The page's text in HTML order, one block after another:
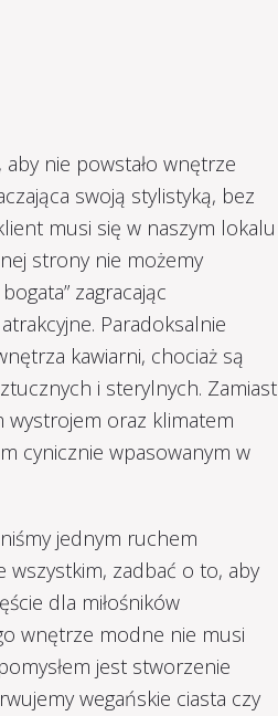
nie powstało wnętrze
swoją stylistyką, bez
musi się w naszym lokalu
strony nie możemy
zagracając
Paradoksalnie
kawiarni, chociaż są
i sterylnych. Zamiast
wystrojem oraz klimatem
cynicznie wpasowanym w
jednym ruchem
zadbać o to, aby
dla miłośników
wnętrze modne nie musi
jest stworzenie
wegańskie ciasta czy